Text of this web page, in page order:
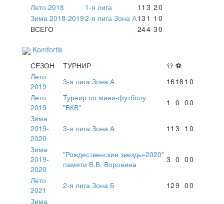
Лето 2018
1-я лига 11 3 20
Зима 2018-20192-я лига Зона А13 1 1 0
ВСЕГО
244 30
Komfortis
СЕЗОН
ТУРНИР 👕 ⚽
Лето
2019
3-я лига Зона А 16 18 1 0
Лето
2019
Турнир по мини-футболу
"ВКВ"
1 0 00
Зима
2019-
2020
3-я лига Зона А 11 3 1 0
Зима
2019-
2020
"Рождественские звезды-2020"
памяти В.В. Воронина
3 0 00
Лето
2021
2-я лига Зона Б 129 00
Зима